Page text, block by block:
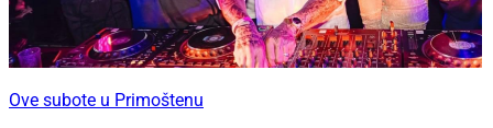
Ove subote u Primoštenu